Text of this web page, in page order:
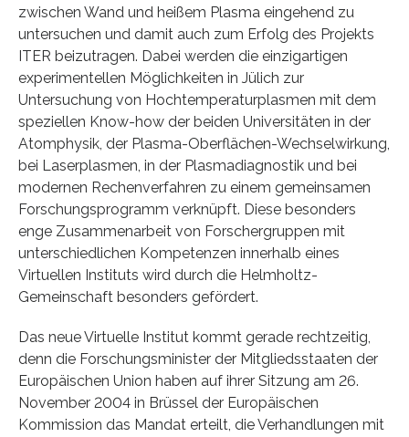
zwischen Wand und heißem Plasma eingehend zu
untersuchen und damit auch zum Erfolg des Projekts
ITER beizutragen. Dabei werden die einzigartigen
experimentellen Möglichkeiten in Jülich zur
Untersuchung von Hochtemperaturplasmen mit dem
speziellen Know-how der beiden Universitäten in der
Atomphysik, der Plasma-Oberflächen-Wechselwirkung,
bei Laserplasmen, in der Plasmadiagnostik und bei
modernen Rechenverfahren zu einem gemeinsamen
Forschungsprogramm verknüpft. Diese besonders
enge Zusammenarbeit von Forschergruppen mit
unterschiedlichen Kompetenzen innerhalb eines
Virtuellen Instituts wird durch die Helmholtz-
Gemeinschaft besonders gefördert.
Das neue Virtuelle Institut kommt gerade rechtzeitig,
denn die Forschungsminister der Mitgliedsstaaten der
Europäischen Union haben auf ihrer Sitzung am 26.
November 2004 in Brüssel der Europäischen
Kommission das Mandat erteilt, die Verhandlungen mit